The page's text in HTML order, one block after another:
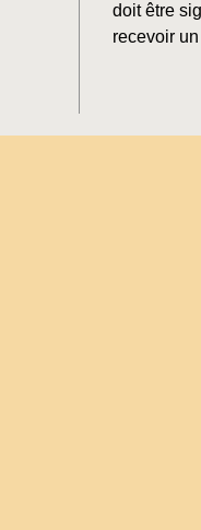
doit être
recevoir